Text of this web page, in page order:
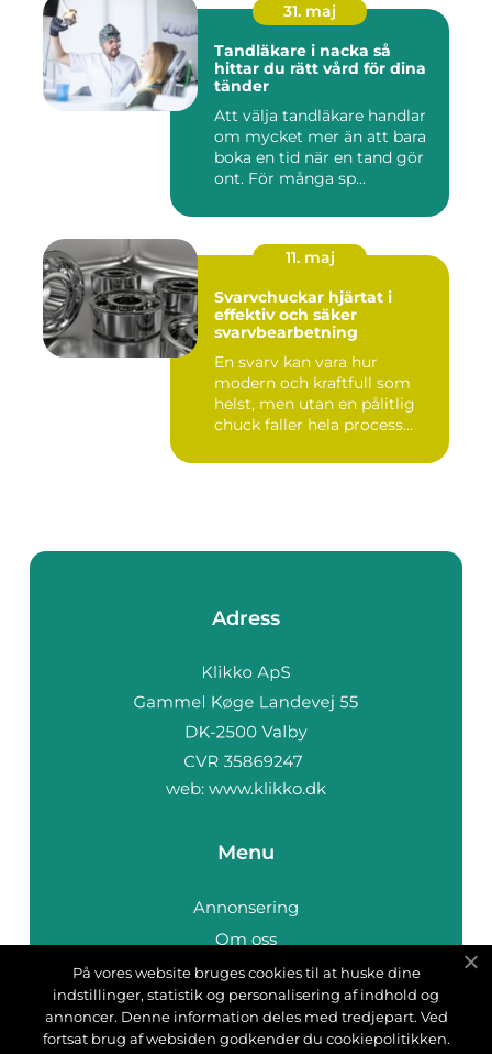
31. maj
Tandläkare i nacka så
hittar du rätt vård för dina
tänder
Att välja tandläkare handlar
om mycket mer än att bara
boka en tid när en tand gör
ont. För många sp...
11. maj
Svarvchuckar hjärtat i
effektiv och säker
svarvbearbetning
En svarv kan vara hur
modern och kraftfull som
helst, men utan en pålitlig
chuck faller hela process...
Adress
web: www.klikko.dk
Menu
Annonsering
Om oss
Cookies
Kontakta oss
Sitemap
På vores website bruges cookies til at huske dine
indstillinger, statistik og personalisering af indhold og
annoncer. Denne information deles med tredjepart. Ved
fortsat brug af websiden godkender du cookiepolitikken.